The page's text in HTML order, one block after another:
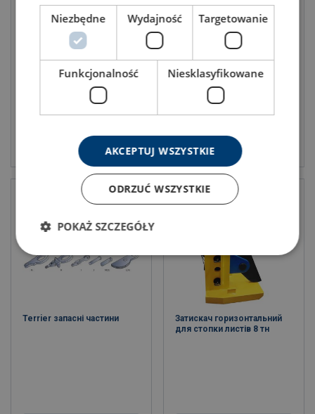
Захоплювач горізонтальний
Подивитись товар Подивитись товар
Terrier запасні частини
Затискач горизонтальний
для стопки листів 8 тн
Niezbędne Wydajność Targetowanie
Funkcjonalność Niesklasyfikowane
AKCEPTUJ WSZYSTKIE
ODRZUĆ WSZYSTKIE
POKAŻ SZCZEGÓŁY